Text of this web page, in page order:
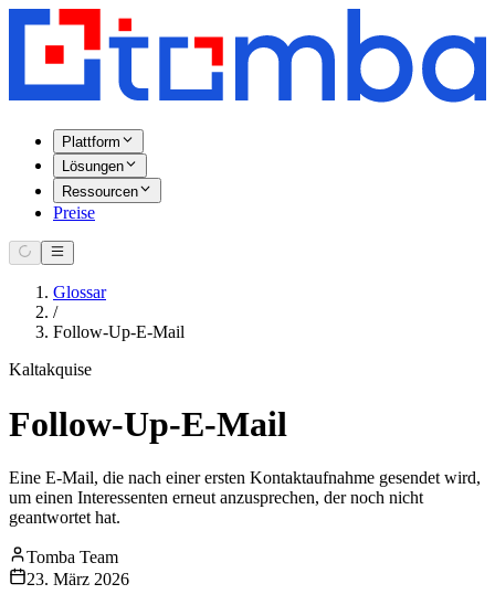
Plattform
Lösungen
Ressourcen
Preise
Glossar
/
Follow-Up-E-Mail
Kaltakquise
Follow-Up-E-Mail
Eine E-Mail, die nach einer ersten Kontaktaufnahme gesendet wird,
um einen Interessenten erneut anzusprechen, der noch nicht
geantwortet hat.
Tomba Team
23. März 2026